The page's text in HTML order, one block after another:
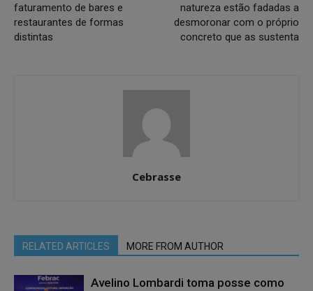
faturamento de bares e
restaurantes de formas
distintas
natureza estão fadadas a
desmoronar com o próprio
concreto que as sustenta
Cebrasse
RELATED ARTICLES MORE FROM AUTHOR
Avelino Lombardi toma posse como